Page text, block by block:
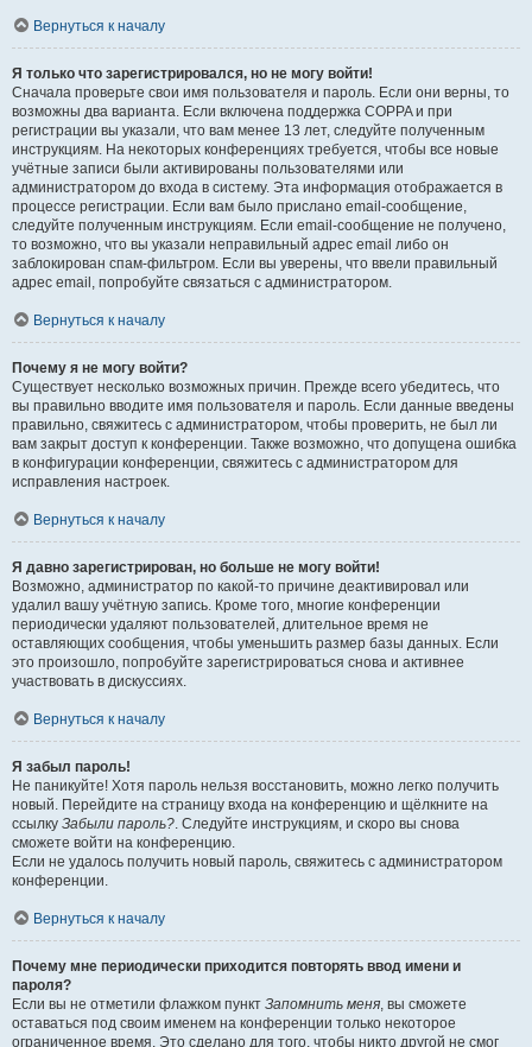
Вернуться к началу
Я только что зарегистрировался, но не могу войти!
Сначала проверьте свои имя пользователя и пароль. Если они верны, то
возможны два варианта. Если включена поддержка COPPA и при
регистрации вы указали, что вам менее 13 лет, следуйте полученным
инструкциям. На некоторых конференциях требуется, чтобы все новые
учётные записи были активированы пользователями или
администратором до входа в систему. Эта информация отображается в
процессе регистрации. Если вам было прислано email-сообщение,
следуйте полученным инструкциям. Если email-сообщение не получено,
то возможно, что вы указали неправильный адрес email либо он
заблокирован спам-фильтром. Если вы уверены, что ввели правильный
адрес email, попробуйте связаться с администратором.
Вернуться к началу
Почему я не могу войти?
Существует несколько возможных причин. Прежде всего убедитесь, что
вы правильно вводите имя пользователя и пароль. Если данные введены
правильно, свяжитесь с администратором, чтобы проверить, не был ли
вам закрыт доступ к конференции. Также возможно, что допущена ошибка
в конфигурации конференции, свяжитесь с администратором для
исправления настроек.
Вернуться к началу
Я давно зарегистрирован, но больше не могу войти!
Возможно, администратор по какой-то причине деактивировал или
удалил вашу учётную запись. Кроме того, многие конференции
периодически удаляют пользователей, длительное время не
оставляющих сообщения, чтобы уменьшить размер базы данных. Если
это произошло, попробуйте зарегистрироваться снова и активнее
участвовать в дискуссиях.
Вернуться к началу
Я забыл пароль!
Не паникуйте! Хотя пароль нельзя восстановить, можно легко получить
новый. Перейдите на страницу входа на конференцию и щёлкните на
ссылку Забыли пароль?. Следуйте инструкциям, и скоро вы снова
сможете войти на конференцию.
Если не удалось получить новый пароль, свяжитесь с администратором
конференции.
Вернуться к началу
Почему мне периодически приходится повторять ввод имени и
пароля?
Если вы не отметили флажком пункт Запомнить меня, вы сможете
оставаться под своим именем на конференции только некоторое
ограниченное время. Это сделано для того, чтобы никто другой не смог